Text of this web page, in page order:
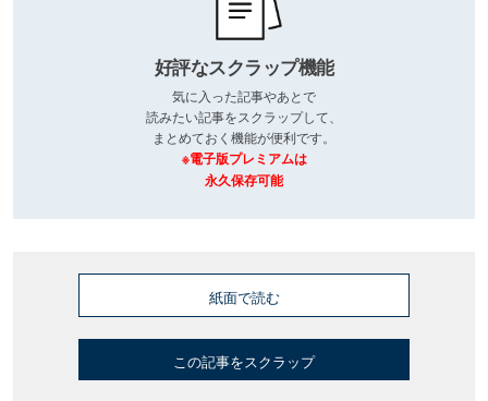
好評なスクラップ機能
気に入った記事やあとで
読みたい記事をスクラップして、
まとめておく機能が便利です。
※電子版プレミアムは
永久保存可能
紙面で読む
この記事をスクラップ